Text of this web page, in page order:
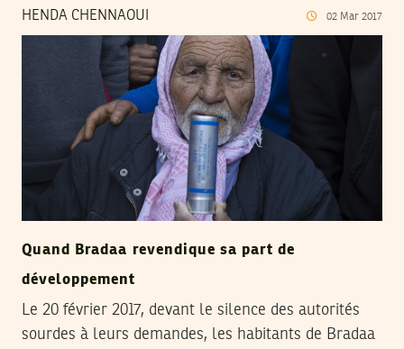
HENDA CHENNAOUI 02 Mar 2017
Quand Bradaa revendique sa part de
développement
Le 20 février 2017, devant le silence des autorités
sourdes à leurs demandes, les habitants de Bradaa